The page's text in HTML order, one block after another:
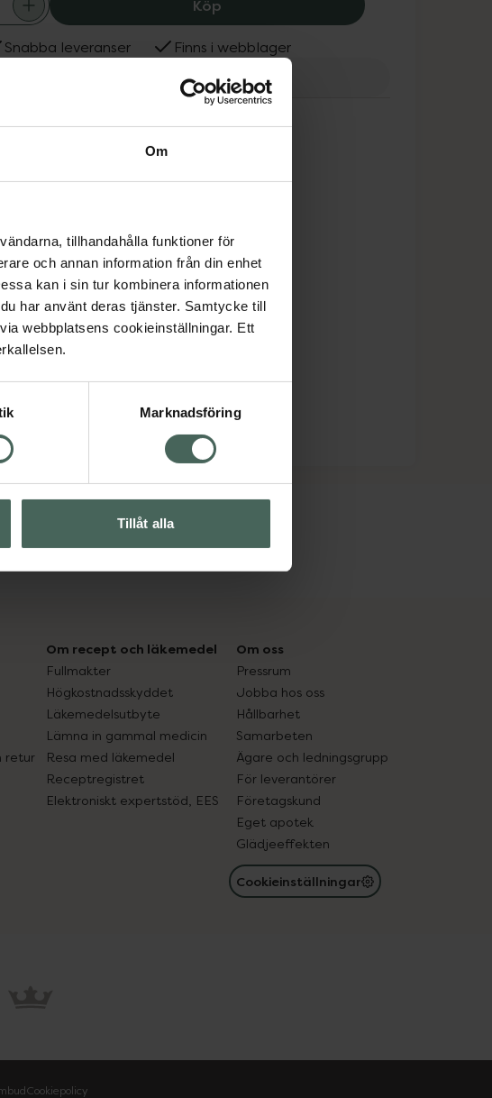
Om
tillhandahålla funktioner för
och annan information från din enhet
kan i sin tur kombinera informationen
har använt deras tjänster. Samtycke till
webbplatsens cookieinställningar. Ett
Marknadsföring
Tillåt alla
Köp Depend Gel IQ Gel Nail Strips
Snabba leveranser Finns i webblager
retur
Om recept och läkemedel
Fullmakter
Högkostnadsskyddet
Läkemedelsutbyte
Lämna in gammal medicin
Resa med läkemedel
Receptregistret
Elektroniskt expertstöd, EES
Om oss
Pressrum
Jobba hos oss
Hållbarhet
Samarbeten
Ägare och ledningsgrupp
För leverantörer
Företagskund
Eget apotek
Glädjeeffekten
Cookieinställningar
Cookiepolicy